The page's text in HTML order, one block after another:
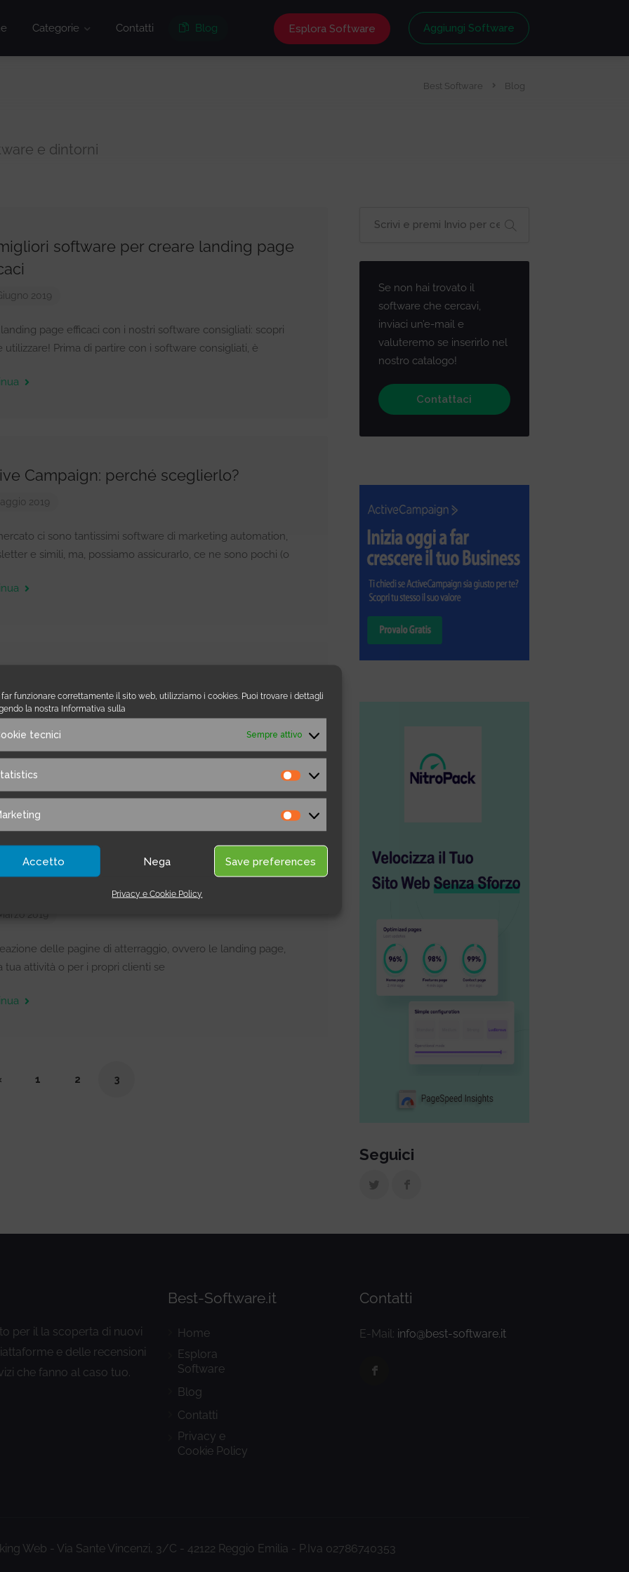
far funzionare correttamente il sito web, utilizziamo i cookies. Puoi trovare i dettagli
la nostra Informativa sulla
tecnici Sempre attivo
Accetto Nega Save preferences
Privacy e Cookie Policy
Categorie Contatti Blog Esplora Software Aggiungi Software
e dintorni
Best Software Blog
software per creare landing page
2019
page efficaci con i nostri software consigliati: scopri
utilizzare! Prima di partire con i software consigliati, è
Campaign: perché sceglierlo?
2019
ci sono tantissimi software di marketing automation,
e simili, ma, possiamo assicurarlo, ce ne sono pochi (o
2019
è il primo tool di marketing italiano, rivolto a chi intende
di SEO e promozione commerciale sul web.
Landing page facili
2019
delle pagine di atterraggio, ovvero le landing page,
tua attività o per i propri clienti se
1 2 3
Se non hai trovato il
software che cercavi,
inviaci un’e-mail e
valuteremo se inserirlo nel
nostro catalogo!
Contattaci
Seguici
per il la scoperta di nuovi
e delle recensioni
che fanno al caso tuo.
Best-Software.it
Home
Esplora
Software
Blog
Contatti
Privacy e
Cookie Policy
Contatti
E-Mail: info@best-software.it
Web - Via Sante Vincenzi, 3/C - 42122 Reggio Emilia - P.Iva 02786740353